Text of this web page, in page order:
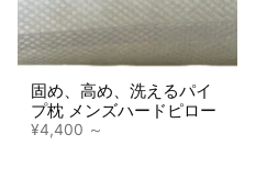
固め、高め、洗えるパイ
プ枕 メンズハードピロー
¥4,400